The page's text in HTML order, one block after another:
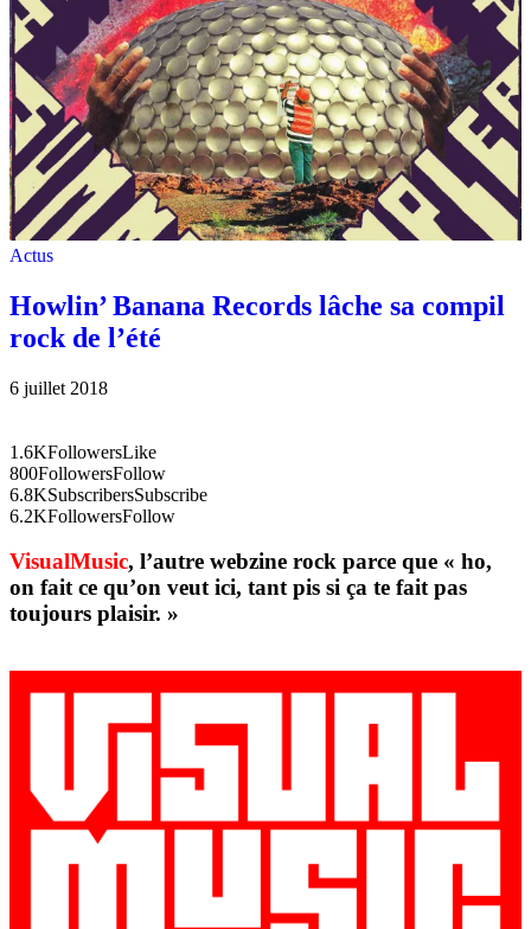
Actus
Howlin’ Banana Records lâche sa compil
rock de l’été
6 juillet 2018
1.6KFollowersLike
800FollowersFollow
6.8KSubscribersSubscribe
6.2KFollowersFollow
VisualMusic, l’autre webzine rock parce que « ho,
on fait ce qu’on veut ici, tant pis si ça te fait pas
toujours plaisir. »